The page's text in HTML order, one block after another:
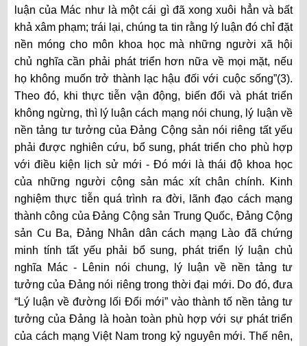
luận của Mác như là một cái gì đã xong xuôi hẳn và bất
khả xâm phạm; trái lại, chúng ta tin rằng lý luận đó chỉ đặt
nền móng cho môn khoa học mà những người xã hội
chủ nghĩa cần phải phát triển hơn nữa về mọi mặt, nếu
họ không muốn trở thành lạc hậu đối với cuộc sống”(3).
Theo đó, khi thực tiễn vận động, biến đổi và phát triển
không ngừng, thì lý luận cách mạng nói chung, lý luận về
nền tảng tư tưởng của Đảng Cộng sản nói riêng tất yếu
phải được nghiên cứu, bổ sung, phát triển cho phù hợp
với điều kiện lịch sử mới - Đó mới là thái độ khoa học
của những người cộng sản mác xít chân chính. Kinh
nghiệm thực tiễn quá trình ra đời, lãnh đạo cách mạng
thành công của Đảng Cộng sản Trung Quốc, Đảng Cộng
sản Cu Ba, Đảng Nhân dân cách mạng Lào đã chứng
minh tính tất yếu phải bổ sung, phát triển lý luận chủ
nghĩa Mác - Lênin nói chung, lý luận về nền tảng tư
tưởng của Đảng nói riêng trong thời đại mới. Do đó, đưa
“Lý luận về đường lối Đổi mới” vào thành tố nền tảng tư
tưởng của Đảng là hoàn toàn phù hợp với sự phát triển
của cách mạng Việt Nam trong kỷ nguyên mới. Thế nên,